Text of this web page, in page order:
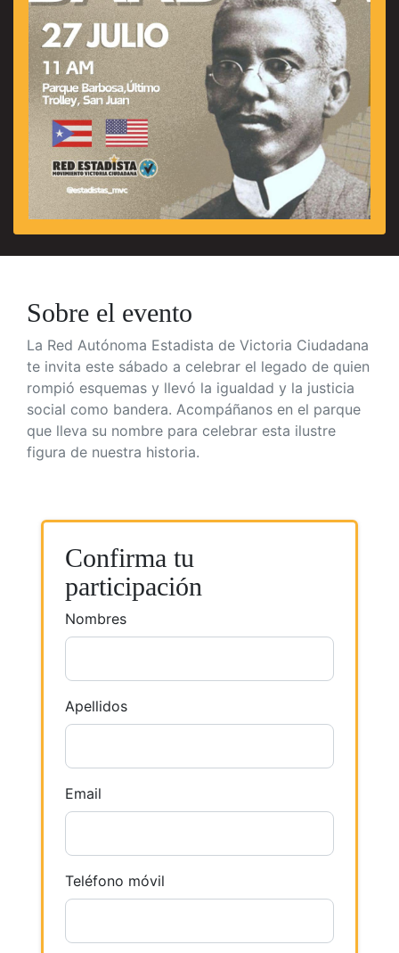
Sobre el evento
La Red Autónoma Estadista de Victoria Ciudadana
te invita este sábado a celebrar el legado de quien
rompió esquemas y llevó la igualdad y la justicia
social como bandera. Acompáñanos en el parque
que lleva su nombre para celebrar esta ilustre
figura de nuestra historia.
Confirma tu
participación
Nombres
Apellidos
Email
Teléfono móvil